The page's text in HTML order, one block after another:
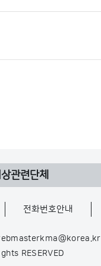
관련단체
전화번호안내
RESERVED